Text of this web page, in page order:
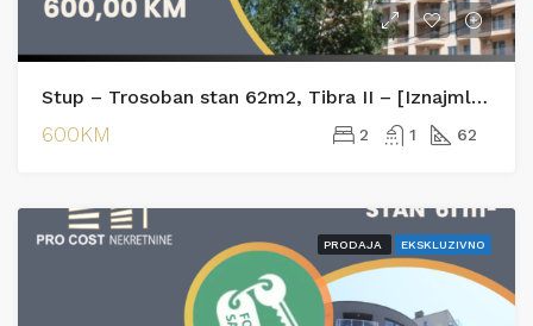
Stup – Trosoban stan 62m2, Tibra II – [Iznajmljivanje]
600KM 2 1 62
PRODAJA EKSKLUZIVNO